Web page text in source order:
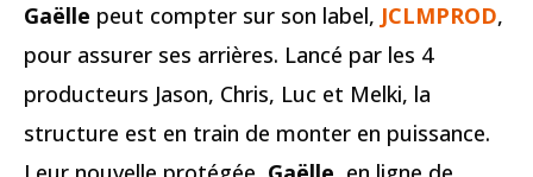
Gaëlle peut compter sur son label, JCLMPROD,
pour assurer ses arrières. Lancé par les 4
producteurs Jason, Chris, Luc et Melki, la
structure est en train de monter en puissance.